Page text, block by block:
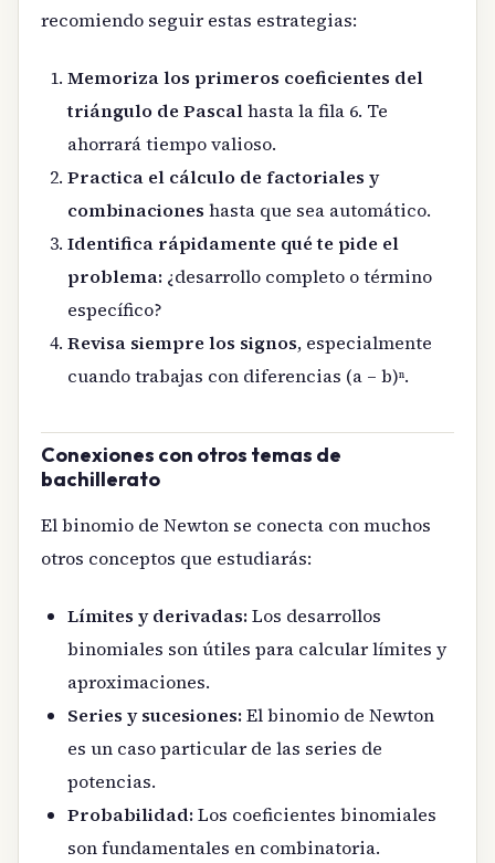
recomiendo seguir estas estrategias:
Memoriza los primeros coeficientes del
triángulo de Pascalhasta la fila 6. Te
ahorrará tiempo valioso.
Practica el cálculo de factoriales y
combinaciones hasta que sea automático.
Identifica rápidamente qué te pide el
problema: ¿desarrollo completo o término
específico?
Revisa siempre los signos, especialmente
cuando trabajas con diferencias (a – b)ⁿ.
Conexiones con otros temas de
bachillerato
El binomio de Newton se conecta con muchos
otros conceptos que estudiarás:
Límites y derivadas:Los desarrollos
binomiales son útiles para calcular límites y
aproximaciones.
Series y sucesiones:El binomio de Newton
es un caso particular de las series de
potencias.
Probabilidad:Los coeficientes binomiales
son fundamentales en combinatoria.